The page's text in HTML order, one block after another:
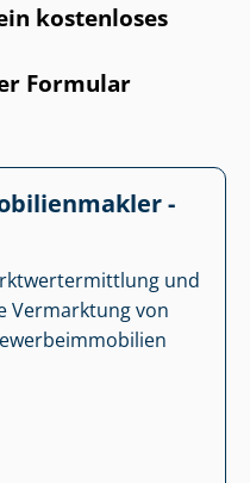
kostenloses
Formular
-
und
Vermarktung von